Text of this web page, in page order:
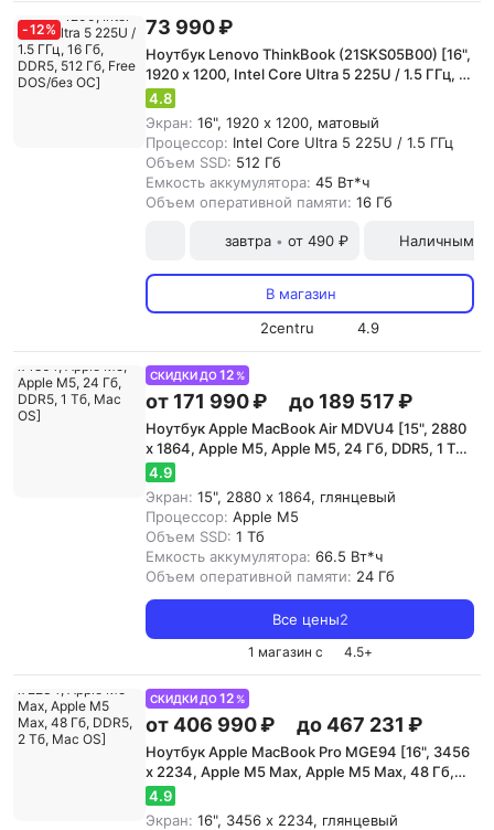
-12% 73 990 ₽
Ноутбук Lenovo ThinkBook (21SKS05B00) [16",
1920 x 1200, Intel Core Ultra 5 225U / 1.5 ГГц, 16
Гб, DDR5, 512 Гб, Free DOS/без ОС]
4.8
Экран: 16", 1920 x 1200, матовый
Процессор: Intel Core Ultra 5 225U / 1.5 ГГц
Объем SSD: 512 Гб
Емкость аккумулятора: 45 Вт*ч
Объем оперативной памяти: 16 Гб
завтра • от 490 ₽ Наличными
В магазин
2centru
4.9
СКИДКИ ДО12 %
от 171 990 ₽ до 189 517 ₽
Ноутбук Apple MacBook Air MDVU4 [15", 2880
x 1864, Apple M5, Apple M5, 24 Гб, DDR5, 1 Тб,
Mac OS]
4.9
Экран: 15", 2880 x 1864, глянцевый
Процессор: Apple M5
Объем SSD: 1 Тб
Емкость аккумулятора: 66.5 Вт*ч
Объем оперативной памяти: 24 Гб
Все цены2
1 магазин с 4.5+
СКИДКИ ДО12 %
от 406 990 ₽ до 467 231 ₽
Ноутбук Apple MacBook Pro MGE94 [16", 3456
x 2234, Apple M5 Max, Apple M5 Max, 48 Гб,
DDR5, 2 Тб, Mac OS]
4.9
Экран: 16", 3456 x 2234, глянцевый